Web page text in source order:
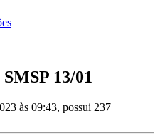
13/01
às 09:43, possui 237